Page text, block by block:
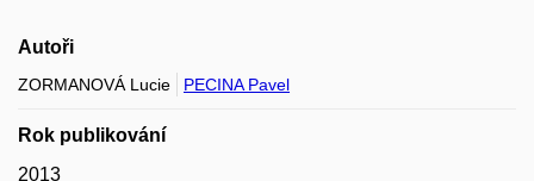
Autoři
ZORMANOVÁ Lucie PECINA Pavel
Rok publikování
2013